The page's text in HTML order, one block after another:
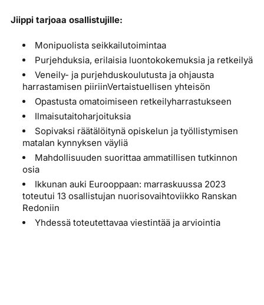
Jiippi tarjoaa osallistujille:
Monipuolista seikkailutoimintaa
Purjehduksia, erilaisia luontokokemuksia ja retkeilyä
Veneily- ja purjehduskoulutusta ja ohjausta
harrastamisen piiriinVertaistuellisen yhteisön
Opastusta omatoimiseen retkeilyharrastukseen
Ilmaisutaitoharjoituksia
Sopivaksi räätälöitynä opiskelun ja työllistymisen
matalan kynnyksen väyliä
Mahdollisuuden suorittaa ammatillisen tutkinnon
osia
Ikkunan auki Eurooppaan: marraskuussa 2023
toteutui 13 osallistujan nuorisovaihtoviikko Ranskan
Redoniin
Yhdessä toteutettavaa viestintää ja arviointia